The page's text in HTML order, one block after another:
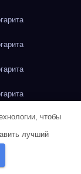
чтобы
лучший